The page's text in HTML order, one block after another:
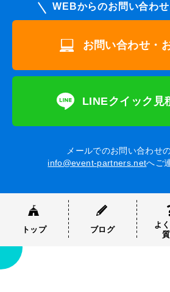
WEBからのお問い合わせ
お問い合わせ・
LINEクイック見
メールでのお問い合わせ
info@event-partners.netへご
トップ ブログ
よ